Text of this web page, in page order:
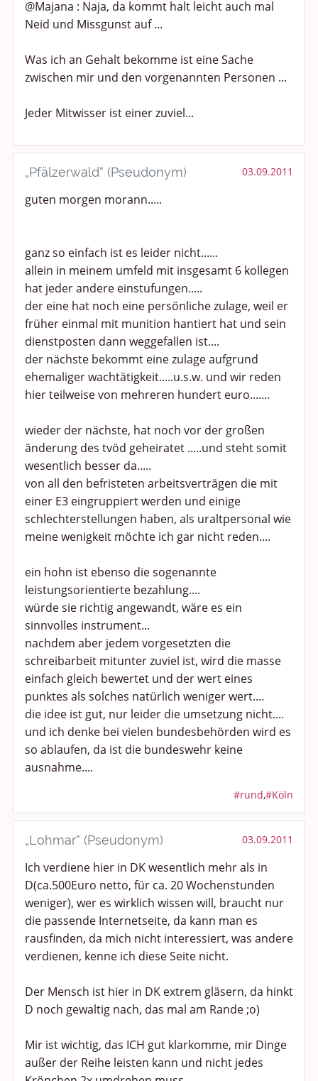
@Majana : Naja, da kommt halt leicht auch mal
Neid und Missgunst auf ...
Was ich an Gehalt bekomme ist eine Sache
zwischen mir und den vorgenannten Personen ...
Jeder Mitwisser ist einer zuviel...
„Pfälzerwald“ (Pseudonym) 03.09.2011
guten morgen morann.....
ganz so einfach ist es leider nicht......
allein in meinem umfeld mit insgesamt 6 kollegen
hat jeder andere einstufungen.....
der eine hat noch eine persönliche zulage, weil er
früher einmal mit munition hantiert hat und sein
dienstposten dann weggefallen ist....
der nächste bekommt eine zulage aufgrund
ehemaliger wachtätigkeit.....u.s.w. und wir reden
hier teilweise von mehreren hundert euro.......
wieder der nächste, hat noch vor der großen
änderung des tvöd geheiratet .....und steht somit
wesentlich besser da.....
von all den befristeten arbeitsverträgen die mit
einer E3 eingruppiert werden und einige
schlechterstellungen haben, als uraltpersonal wie
meine wenigkeit möchte ich gar nicht reden....
ein hohn ist ebenso die sogenannte
leistungsorientierte bezahlung....
würde sie richtig angewandt, wäre es ein
sinnvolles instrument...
nachdem aber jedem vorgesetzten die
schreibarbeit mitunter zuviel ist, wird die masse
einfach gleich bewertet und der wert eines
punktes als solches natürlich weniger wert....
die idee ist gut, nur leider die umsetzung nicht....
und ich denke bei vielen bundesbehörden wird es
so ablaufen, da ist die bundeswehr keine
ausnahme....
#rund,#Köln
„Lohmar“ (Pseudonym) 03.09.2011
Ich verdiene hier in DK wesentlich mehr als in
D(ca.500Euro netto, für ca. 20 Wochenstunden
weniger), wer es wirklich wissen will, braucht nur
die passende Internetseite, da kann man es
rausfinden, da mich nicht interessiert, was andere
verdienen, kenne ich diese Seite nicht.
Der Mensch ist hier in DK extrem gläsern, da hinkt
D noch gewaltig nach, das mal am Rande ;o)
Mir ist wichtig, das ICH gut klarkomme, mir Dinge
außer der Reihe leisten kann und nicht jedes